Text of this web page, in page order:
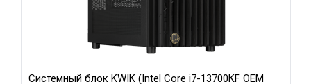
Системный блок KWIK (Intel Core i7-13700KF OEM